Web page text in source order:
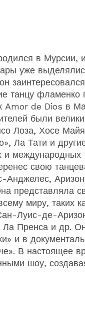
в Мурсии,
уже
танцу фламенко
Amor de Dios в
были
Лоза, Хосе
Ла Тати и
и международных
свою
Анджелес,
представляла
миру, таких
Луис-де-
Пренса и др.
и в
В настоящее
шоу,